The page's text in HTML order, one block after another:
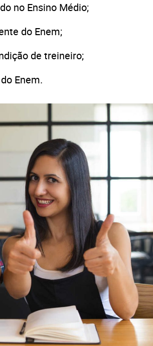
no Ensino Médio;
do Enem;
de treineiro;
Enem.